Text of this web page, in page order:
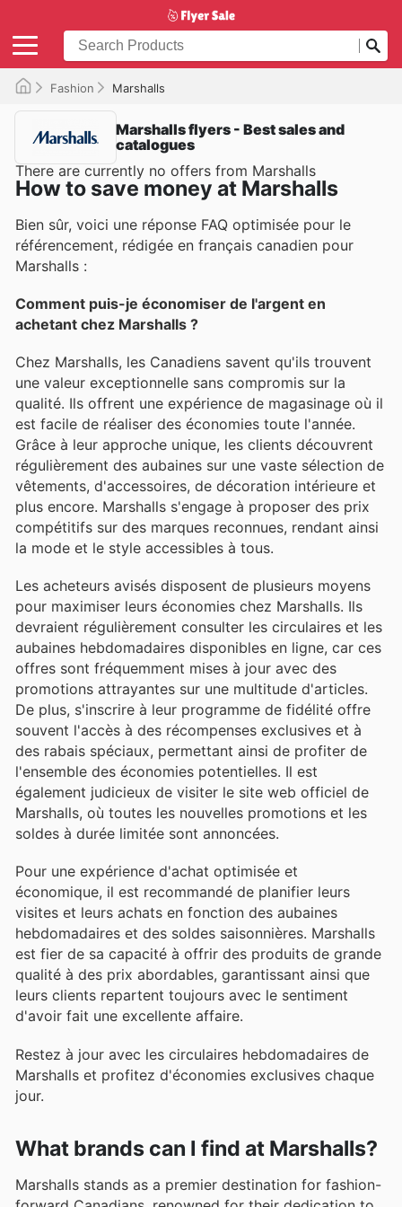
Fashion Marshalls
Marshalls flyers - Best sales and
catalogues
There are currently no offers from Marshalls
How to save money at Marshalls
Bien sûr, voici une réponse FAQ optimisée pour le
référencement, rédigée en français canadien pour
Marshalls :
Comment puis-je économiser de l'argent en
achetant chez Marshalls ?
Chez Marshalls, les Canadiens savent qu'ils trouvent
une valeur exceptionnelle sans compromis sur la
qualité. Ils offrent une expérience de magasinage où il
est facile de réaliser des économies toute l'année.
Grâce à leur approche unique, les clients découvrent
régulièrement des aubaines sur une vaste sélection de
vêtements, d'accessoires, de décoration intérieure et
plus encore. Marshalls s'engage à proposer des prix
compétitifs sur des marques reconnues, rendant ainsi
la mode et le style accessibles à tous.
Les acheteurs avisés disposent de plusieurs moyens
pour maximiser leurs économies chez Marshalls. Ils
devraient régulièrement consulter les circulaires et les
aubaines hebdomadaires disponibles en ligne, car ces
offres sont fréquemment mises à jour avec des
promotions attrayantes sur une multitude d'articles.
De plus, s'inscrire à leur programme de fidélité offre
souvent l'accès à des récompenses exclusives et à
des rabais spéciaux, permettant ainsi de profiter de
l'ensemble des économies potentielles. Il est
également judicieux de visiter le site web officiel de
Marshalls, où toutes les nouvelles promotions et les
soldes à durée limitée sont annoncées.
Pour une expérience d'achat optimisée et
économique, il est recommandé de planifier leurs
visites et leurs achats en fonction des aubaines
hebdomadaires et des soldes saisonnières. Marshalls
est fier de sa capacité à offrir des produits de grande
qualité à des prix abordables, garantissant ainsi que
leurs clients repartent toujours avec le sentiment
d'avoir fait une excellente affaire.
Restez à jour avec les circulaires hebdomadaires de
Marshalls et profitez d'économies exclusives chaque
jour.
What brands can I find at Marshalls?
Marshalls stands as a premier destination for fashion-